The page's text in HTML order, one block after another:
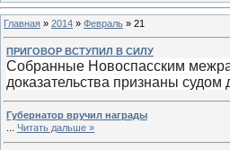
Главная » 2014 » Февраль » 21
ПРИГОВОР ВСТУПИЛ В СИЛУ
Собранные Новоспасским
доказательства признаны судом
Губернатор вручил награды
Читать дальше »